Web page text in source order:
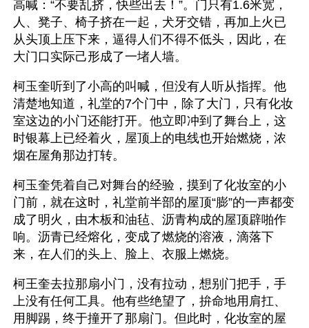
高喊：“不要乱挤，快些出去！”。门只有1.6米宽，
人、凳子、椅子挤在一起，犬牙交错，再加上火已
从头顶上压下来，逼得人们不得不低头，因此，在
大门口实际己形成了一堵人墙。
柯玉奎听到了小高的叫喊，但没有人听从指挥。他
清楚地知道，礼堂的7个门中，除了大门，只有化妆
室这边的小门还能打开。他立即冲到了舞台上，这
时银幕上已经着火，屋顶上的电线也开始燃烧，浓
烟在屋角那边打转。
柯玉奎凭着自己对舞台的经验，摸到了化妆室的小
门前，就在这时，礼堂前半部的屋顶“膨”的一声都变
成了明火，由木板和油毡、沥青构成的屋顶辟啪作
响。沥青已经熔化，变成了燃烧的溶液，滴落下
来，在人们的头上、脸上、衣服上燃烧。
柯王奎去拉那扇小门，没有拉动，想别门把手，手
上没有任何工具。他有些绝望了，拚命地用肩扛、
用脚踢，终于撞开了那扇门。但此时，化妆室的屋